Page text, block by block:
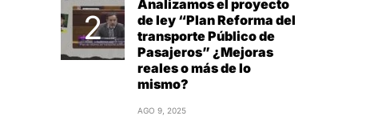
Analizamos el proyecto
de ley “Plan Reforma del
transporte Público de
Pasajeros” ¿Mejoras
reales o más de lo
mismo?
AGO 9, 2025